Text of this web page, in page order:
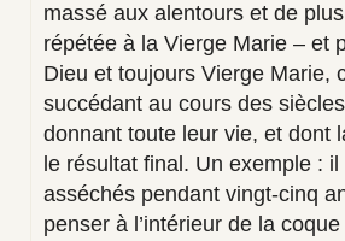
massé aux alentours et de
répétée à la Vierge Marie – et
Dieu et toujours Vierge Marie,
succédant au cours des
donnant toute leur vie, et dont
le résultat final. Un exemple :
asséchés pendant vingt-cinq
penser à l’intérieur de la